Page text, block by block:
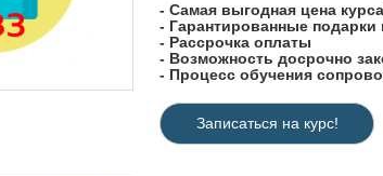
- Самая выгодная цена
- Гарантированные
- Рассрочка оплаты
- Возможность досрочно
- Процесс обучения
Записаться на курс!